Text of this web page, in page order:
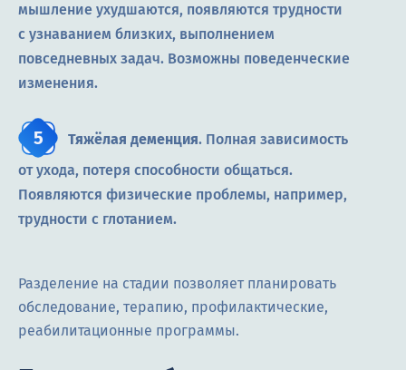
мышление ухудшаются, появляются трудности
с узнаванием близких, выполнением
повседневных задач. Возможны поведенческие
изменения.
Тяжёлая деменция. Полная зависимость
от ухода, потеря способности общаться.
Появляются физические проблемы, например,
трудности с глотанием.
Разделение на стадии позволяет планировать
обследование, терапию, профилактические,
реабилитационные программы.